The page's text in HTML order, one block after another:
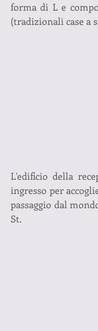
forma di L e
L'edificio della
ingresso per
passaggio dal
St.